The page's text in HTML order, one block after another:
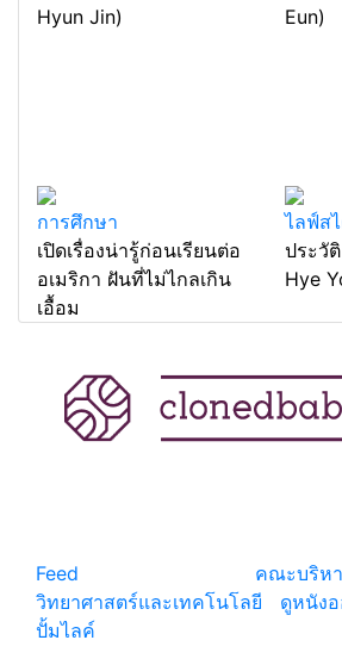
Hyun Jin)
Eun)
การศึกษา
เปิดเรื่องน่ารู้ก่อนเรียนต่อ
อเมริกา ฝันที่ไม่ไกลเกิน
เอื้อม
ไลฟ์ส
ประวั
Hye
Feed
คณะบริห
วิทยาศาสตร์และเทคโนโลยี
ดูหนัง
ปั้มไลค์